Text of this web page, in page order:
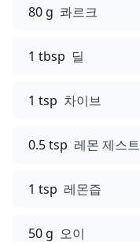
80 g 콰르크
1 tbsp 딜
1 tsp 차이브
0.5 tsp 레몬 제스트
1 tsp 레몬즙
50 g 오이